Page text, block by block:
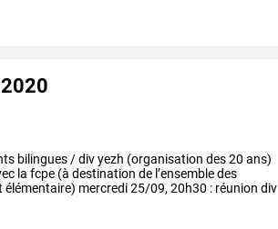
bilingues/divyezh (organisation des20 ans)
la fcpe (à destination de l’ensembledes
élémentaire) mercredi25/09,20h30 : réunion div